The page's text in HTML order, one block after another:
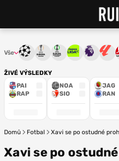
ŽIVÉ VÝSLEDKY
PAI
RAP
NOA
SIO
JAG
RAN
Vše Liga mistrůEvropská liga
Konferenční liga
Chance liga
Premier
La
Domů Fotbal Xavi se po ostudné
Xavi se po